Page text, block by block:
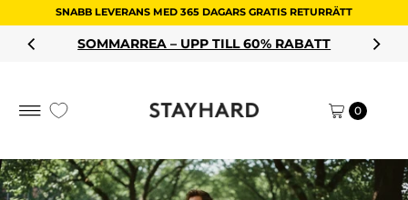
SNABB LEVERANS MED 365 DAGARS GRATIS RETURRÄTT
SOMMARREA – UPP TILL 60% RABATT
0